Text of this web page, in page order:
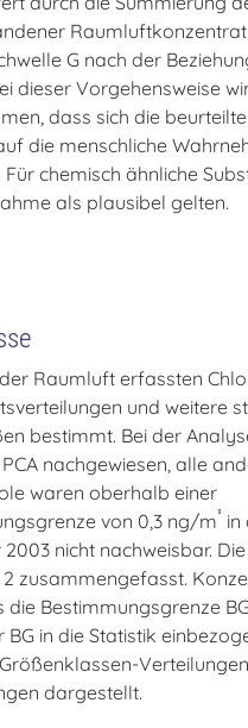
G nach der
dieser Vorgehensweise
dass sich die
die menschliche
chemisch ähnliche
als plausibel gelten.
Raumluft erfassten
und weitere
bestimmt. Bei der
PCA nachgewiesen, alle
waren oberhalb einer
von 0,3 ng/m³ in
nicht nachweisbar.
2 zusammengefasst.
die Bestimmungsgrenze
BG in die Statistik
dargestellt.